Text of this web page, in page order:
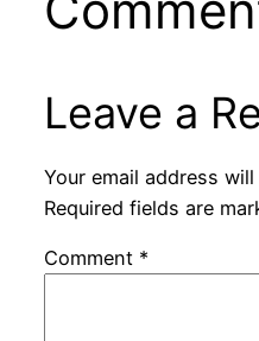
Leave a
Your email address
Required fields are
Comment *